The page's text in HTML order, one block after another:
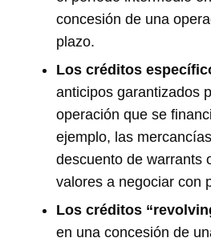
concesión de una
plazo.
Los créditos
anticipos garantizados
operación que se
ejemplo, las
descuento de warrants
valores a negociar con
Los créditos
en una concesión de